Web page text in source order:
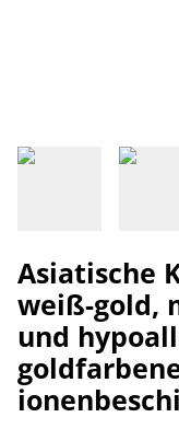
Asiatische
weiß-gold,
und